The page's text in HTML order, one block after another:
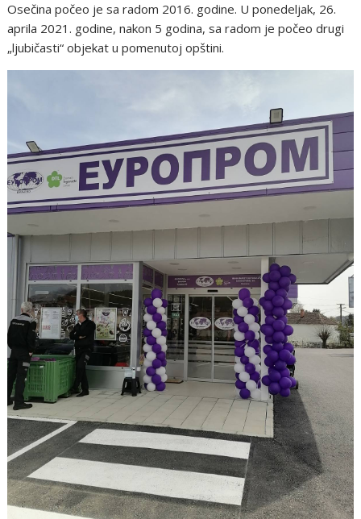
Osečina počeo je sa radom 2016. godine. U ponedeljak, 26.
aprila 2021. godine, nakon 5 godina, sa radom je počeo drugi
„ljubičasti“ objekat u pomenutoj opštini.